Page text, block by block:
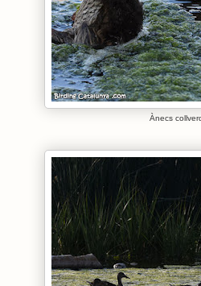
Ànecs